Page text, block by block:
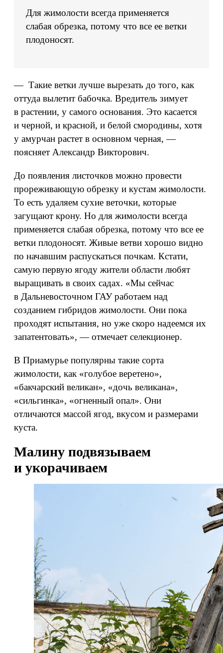
Для жимолости всегда применяется
слабая обрезка, потому что все ее ветки
плодоносят.
— Такие ветки лучше вырезать до того, как
оттуда вылетит бабочка. Вредитель зимует
в растении, у самого основания. Это касается
и черной, и красной, и белой смородины, хотя
у амурчан растет в основном черная, —
поясняет Александр Викторович.
До появления листочков можно провести
прореживающую обрезку и кустам жимолости.
То есть удаляем сухие веточки, которые
загущают крону. Но для жимолости всегда
применяется слабая обрезка, потому что все ее
ветки плодоносят. Живые ветви хорошо видно
по начавшим распускаться почкам. Кстати,
самую первую ягоду жители области любят
выращивать в своих садах. «Мы сейчас
в Дальневосточном ГАУ работаем над
созданием гибридов жимолости. Они пока
проходят испытания, но уже скоро надеемся их
запатентовать», — отмечает селекционер.
В Приамурье популярны такие сорта
жимолости, как «голубое веретено»,
«бакчарский великан», «дочь великана»,
«сильгинка», «огненный опал». Они
отличаются массой ягод, вкусом и размерами
куста.
Малину подвязываем
и укорачиваем